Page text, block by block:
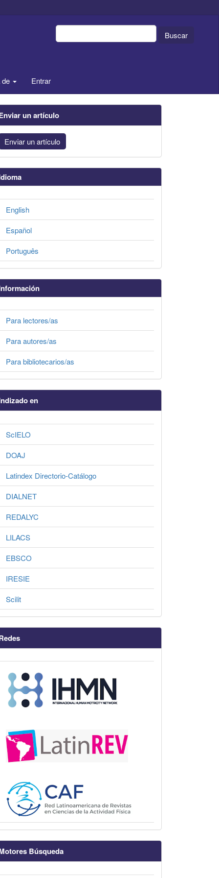
Buscar
Entrar
un artículo
Enviar un artículo
English
Español
Português
Para lectores/as
Para autores/as
Para bibliotecarios/as
en
ScIELO
DOAJ
Latindex Directorio-Catálogo
DIALNET
REDALYC
LILACS
EBSCO
IRESIE
Scilit
Búsqueda